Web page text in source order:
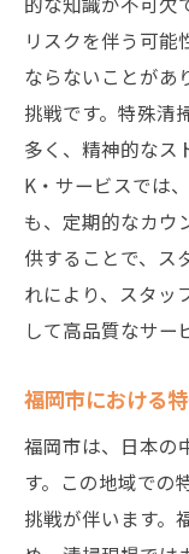
リスクを伴う可能
ならないことがあ
挑戦です。特殊清
多く、精神的なス
K・サービスでは
も、定期的なカウ
供することで、ス
れにより、スタッ
して高品質なサー
福岡市における
福岡市は、日本の
す。この地域での
挑戦が伴います。